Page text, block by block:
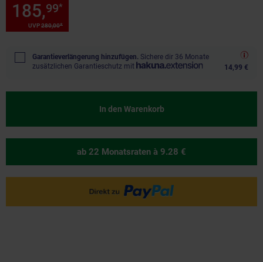
UVP280,00*
185,99*
Garantieverlängerung hinzufügen. Sichere dir 36 Monate
zusätzlichen Garantieschutz mit
14,99 €
In den Warenkorb
ab 22 Monatsraten à 9.28 €